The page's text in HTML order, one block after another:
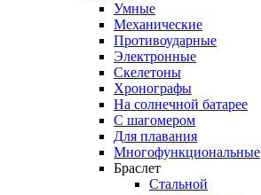
Умные
Механические
Противоударные
Электронные
Скелетоны
Хронографы
На солнечной батарее
С шагомером
Для плавания
Многофункциональные
Браслет
Стальной